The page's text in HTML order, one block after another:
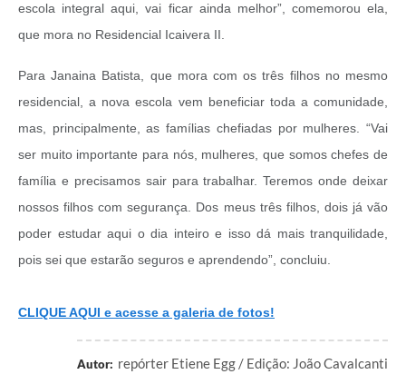
escola integral aqui, vai ficar ainda melhor”, comemorou ela,
que mora no Residencial Icaivera II.
Para Janaina Batista, que mora com os três filhos no mesmo
residencial, a nova escola vem beneficiar toda a comunidade,
mas, principalmente, as famílias chefiadas por mulheres. “Vai
ser muito importante para nós, mulheres, que somos chefes de
família e precisamos sair para trabalhar. Teremos onde deixar
nossos filhos com segurança. Dos meus três filhos, dois já vão
poder estudar aqui o dia inteiro e isso dá mais tranquilidade,
pois sei que estarão seguros e aprendendo”, concluiu.
CLIQUE AQUI e acesse a galeria de fotos!
Autor: repórter Etiene Egg / Edição: João Cavalcanti